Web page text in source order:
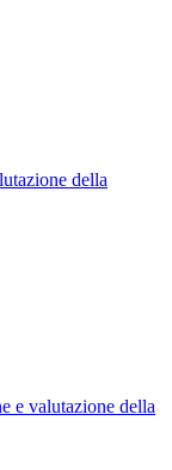
della
e valutazione della